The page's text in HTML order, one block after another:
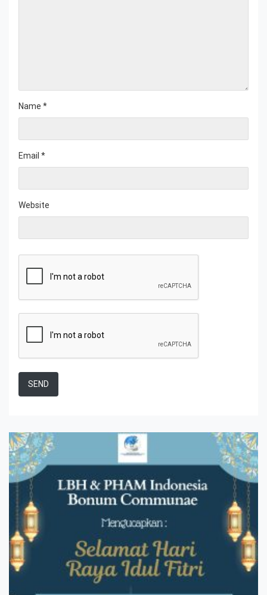
Name *
Email *
Website